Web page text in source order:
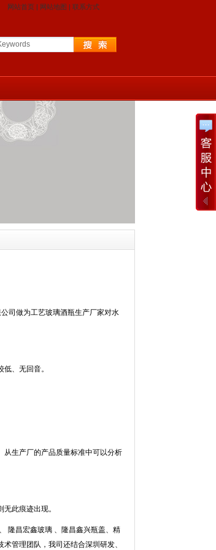
网站首页| 网站地图 | 联系方式
司做为工艺玻璃酒瓶生产厂家对水
、无回音。
生产厂的产品质量标准中可以分析
此痕迹出现。
隆昌宏鑫玻璃 、隆昌鑫兴瓶盖、精
管理团队，我司还结合深圳研发、